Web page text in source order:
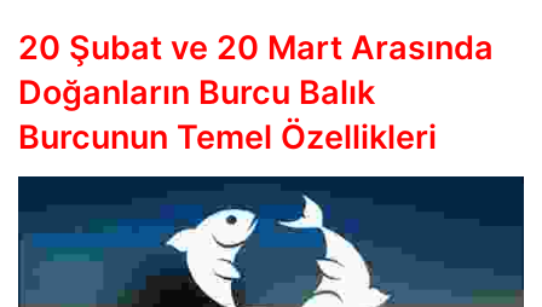
20 Şubat ve 20 Mart Arasında
Doğanların Burcu Balık
Burcunun Temel Özellikleri